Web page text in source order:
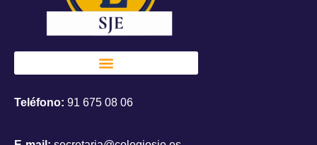
Teléfono: 91 675 08 06